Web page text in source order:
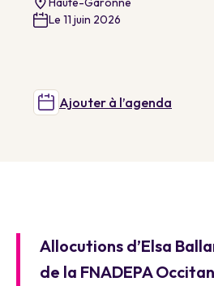
Le 11 juin 2026
Ajouter à l’agenda
Allocutions d’Elsa
de la FNADEPA